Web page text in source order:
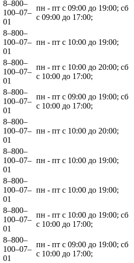
8‒800‒
100‒07‒
01
пн - пт с 09:00 до 19:00; сб
с 09:00 до 17:00;
8‒800‒
100‒07‒
01
пн - пт с 10:00 до 19:00;
8‒800‒
100‒07‒
01
пн - пт с 10:00 до 20:00; сб
с 10:00 до 17:00;
8‒800‒
100‒07‒
01
пн - пт с 09:00 до 19:00; сб
с 10:00 до 17:00;
8‒800‒
100‒07‒
01
пн - пт с 10:00 до 20:00;
8‒800‒
100‒07‒
01
пн - пт с 10:00 до 19:00;
8‒800‒
100‒07‒
01
пн - пт с 10:00 до 19:00;
8‒800‒
100‒07‒
01
пн - пт с 10:00 до 19:00; сб
с 10:00 до 17:00;
8‒800‒
100‒07‒
01
пн - пт с 09:00 до 19:00; сб
с 10:00 до 17:00;